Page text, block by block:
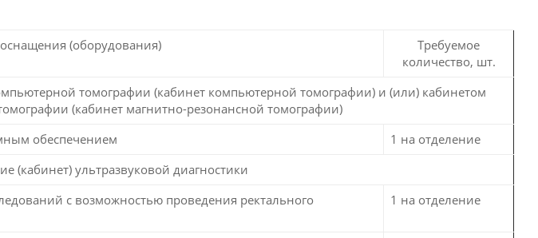
(оборудования)
Требуемое
количество, шт.
томографии (кабинет компьютерной томографии) и (или) кабинетом
(кабинет магнитно-резонансной томографии)
обеспечением
1 на отделение
(кабинет) ультразвуковой диагностики
с возможностью проведения ректального
1 на отделение